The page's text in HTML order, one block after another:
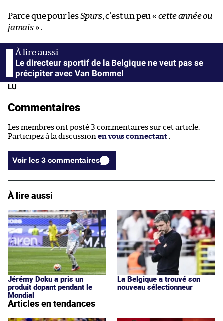
Parce que pour lesSpurs, c’est un peu « cette année ou
jamais» .
Le directeur sportif de la Belgique ne veut pas se
précipiter avec Van Bommel
LU
Commentaires
Les membres ont posté 3 commentaires sur cet article.
Participez à la discussion en vous connectant .
Voir les 3 commentaires
À lire aussi
Jérémy Doku a pris un
produit dopant pendant le
Mondial
La Belgique a trouvé son
nouveau sélectionneur
Articles en tendances